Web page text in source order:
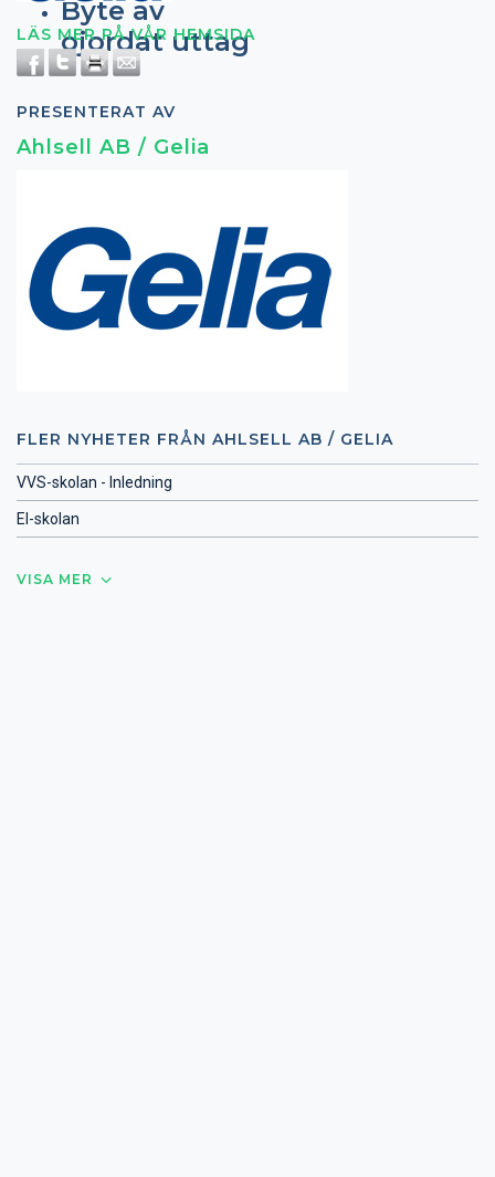
Byte av
ojordat uttag
LÄS MER PÅ VÅR HEMSIDA
PRESENTERAT AV
Ahlsell AB / Gelia
FLER NYHETER FRÅN AHLSELL AB / GELIA
VVS-skolan - Inledning
El-skolan
VISA MER